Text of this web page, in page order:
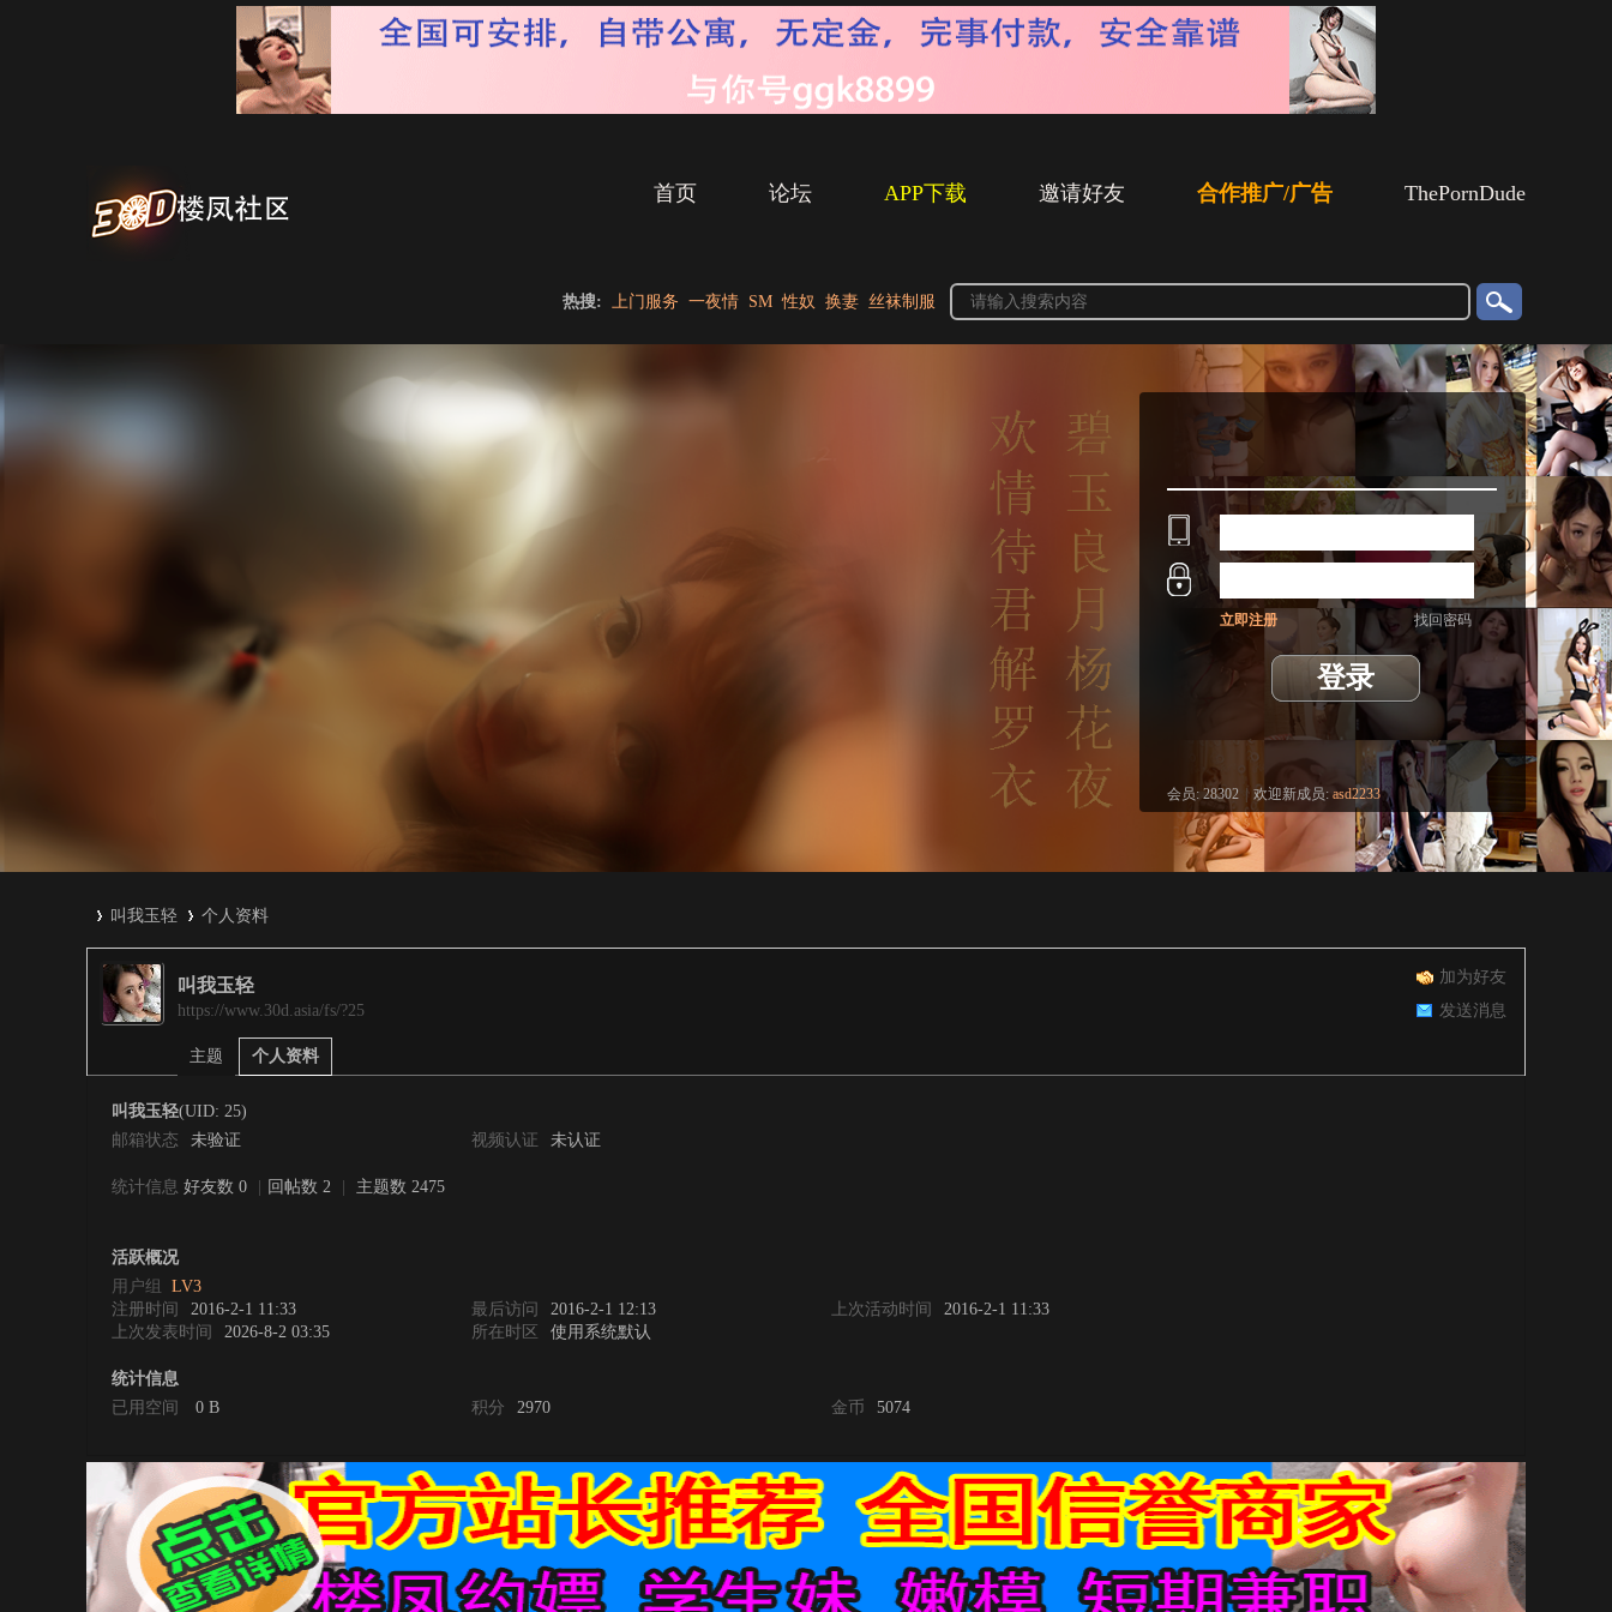
ThePornDude
合作推广/广告
邀请好友
APP下载
论坛
首页
热搜: 上门服务 一夜情 SM 性奴 换妻 丝袜制服
立即注册 找回密码
登录
会员: 28302 欢迎新成员: asd2233
叫我玉轻
›
个人资料
加为好友
发送消息
叫我玉轻
https://www.30d.asia/fs/?25
主题 个人资料
叫我玉轻(UID: 25)
邮箱状态
未验证 视频认证 未认证
统计信息 好友数 0 回帖数 2 主题数 2475
活跃概况
用户组 LV3
注册时间
2016-2-1 11:33 最后访问 2016-2-1 12:13 上次活动时间
2016-2-1 11:33
上次发表时间
2026-8-2 03:35 所在时区 使用系统默认
统计信息
已用空间
0 B 积分 2970 金币 5074